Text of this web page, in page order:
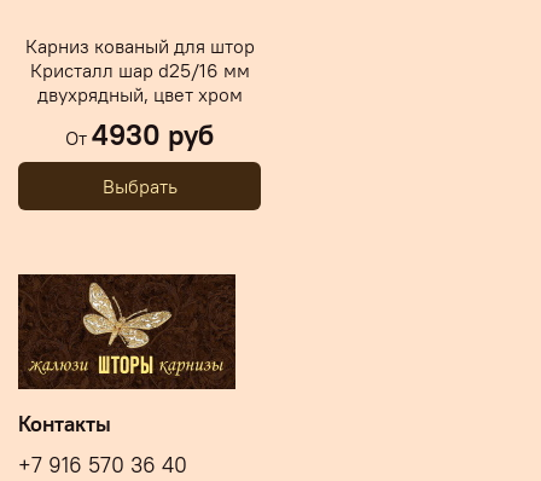
Карниз кованый для штор
Кристалл шар d25/16 мм
двухрядный, цвет хром
От 4930 руб
Выбрать
Контакты
+7 916 570 36 40